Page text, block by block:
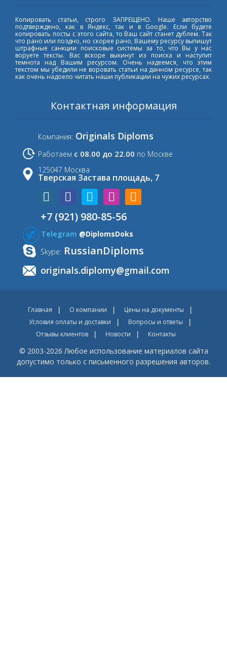
Копировать статьи, строго ЗАПРЕЩЕНО. Наше авторство
подтверждено, как в Яндекс, так и в Google. Если будете
копировать посты с этого сайта, то Ваш сайт станет дублем. Так
что рано или поздно, но скорее рано, Вашему ресурсу выпишут
штрафные санкции поисковые системы за то, что Вы у нас
воруете тексты. Вас вскоре выкинут из поиска и наступит
темнота над Вашим ресурсом. Очень надеемся, что этим
текстом мы убедили не воровать статьи на данном ресурсе, так
как очень надоело читать наши публикации на чужих ресурсах.
Контактная информация
Компания: Originals Diploms
Работаем с 08.00 до 22.00 по Москве
125047 Москва
Тверская Застава площадь, 7
+7 (921) 980-85-56
Telegram @DiplomsDoks
Skype: RussianDiploms
originals.diplomy@gmail.com
Главная О компании
Цены на документы
Условия оплаты и доставки
Вопросы и ответы
Отзывы клиентов
Новости Контакты
© 2003-2026 Любое использование материалов сайта
допустимо только с письменного разрешения авторов.